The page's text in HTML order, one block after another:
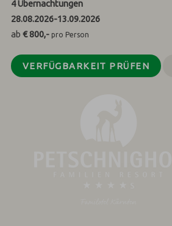
4Übernachtungen
28.08.2026-13.09.2026
ab€ 800,- pro Person
VERFÜGBARKEIT PRÜFEN